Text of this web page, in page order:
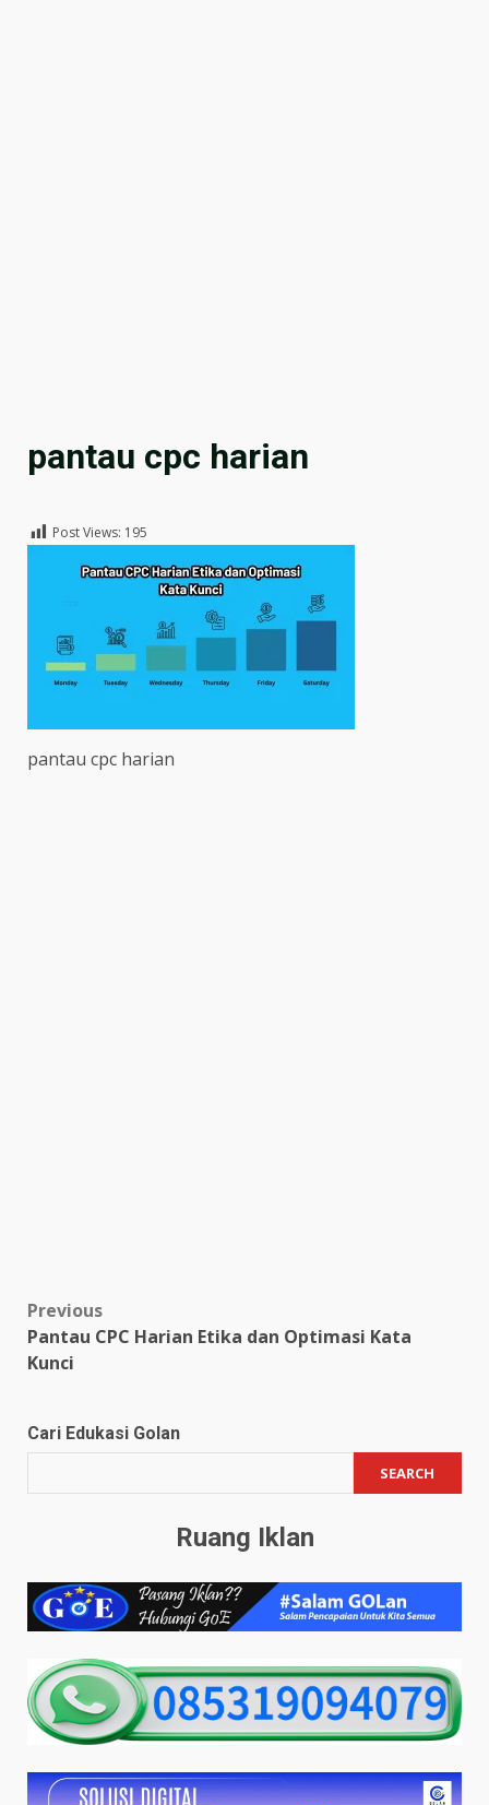
pantau cpc harian
Post Views: 195
pantau cpc harian
Post
navigation
Previous
Pantau CPC Harian Etika dan Optimasi Kata
Kunci
Cari Edukasi Golan
SEARCH
Ruang Iklan